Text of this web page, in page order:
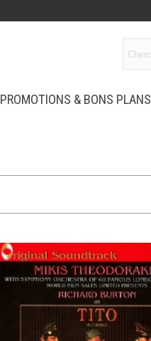
PROMOTIONS & BONS PLANS